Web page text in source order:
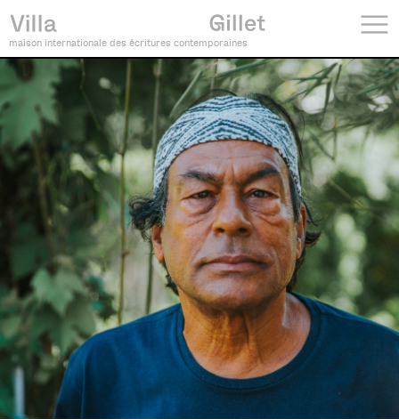
maison internationale des écritures contemporaines